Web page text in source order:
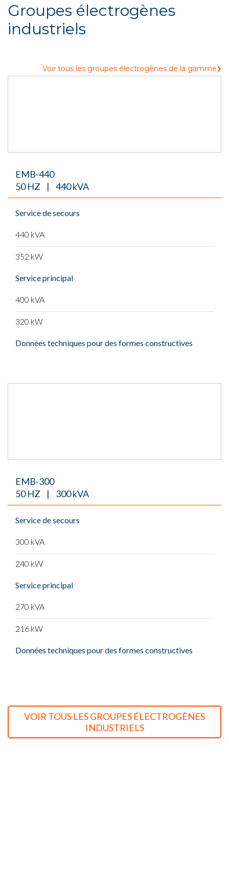
Groupes électrogènes
industriels
Voir tous les groupes électrogènes de la gamme›
EMB-440
50 HZ | 440 kVA
Service de secours
440 kVA
352 kW
Service principal
400 kVA
320 kW
Données techniques pour des formes constructives
EMB-300
50 HZ | 300 kVA
Service de secours
300 kVA
240 kW
Service principal
270 kVA
216 kW
Données techniques pour des formes constructives
VOIR TOUS LES GROUPES ÉLECTROGÈNES
INDUSTRIELS